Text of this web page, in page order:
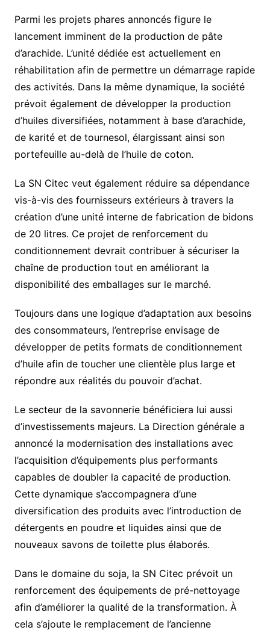
Parmi les projets phares annoncés figure le
lancement imminent de la production de pâte
d’arachide. L’unité dédiée est actuellement en
réhabilitation afin de permettre un démarrage rapide
des activités. Dans la même dynamique, la société
prévoit également de développer la production
d’huiles diversifiées, notamment à base d’arachide,
de karité et de tournesol, élargissant ainsi son
portefeuille au-delà de l’huile de coton.
La SN Citec veut également réduire sa dépendance
vis-à-vis des fournisseurs extérieurs à travers la
création d’une unité interne de fabrication de bidons
de 20 litres. Ce projet de renforcement du
conditionnement devrait contribuer à sécuriser la
chaîne de production tout en améliorant la
disponibilité des emballages sur le marché.
Toujours dans une logique d’adaptation aux besoins
des consommateurs, l’entreprise envisage de
développer de petits formats de conditionnement
d’huile afin de toucher une clientèle plus large et
répondre aux réalités du pouvoir d’achat.
Le secteur de la savonnerie bénéficiera lui aussi
d’investissements majeurs. La Direction générale a
annoncé la modernisation des installations avec
l’acquisition d’équipements plus performants
capables de doubler la capacité de production.
Cette dynamique s’accompagnera d’une
diversification des produits avec l’introduction de
détergents en poudre et liquides ainsi que de
nouveaux savons de toilette plus élaborés.
Dans le domaine du soja, la SN Citec prévoit un
renforcement des équipements de pré-nettoyage
afin d’améliorer la qualité de la transformation. À
cela s’ajoute le remplacement de l’ancienne